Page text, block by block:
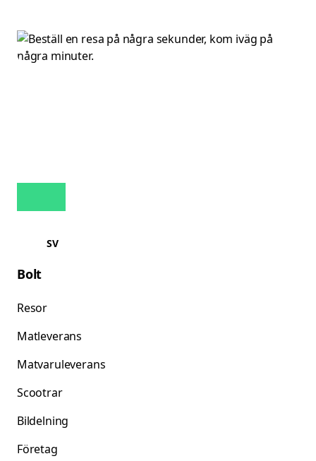
SV
Bolt
Resor
Matleverans
Matvaruleverans
Scootrar
Bildelning
Företag